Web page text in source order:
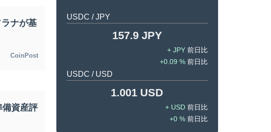
ナが基
CoinPost
備資産評
USDC / JPY
157.9 JPY
JPY
0.09 %
USDC / USD
1.001 USD
USD
0 %